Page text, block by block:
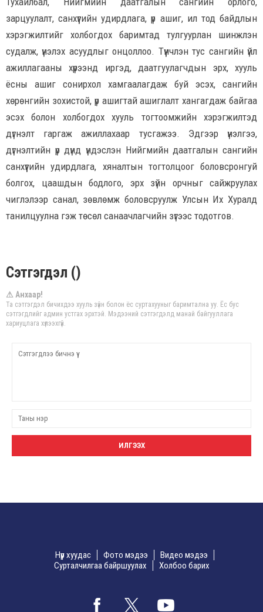
зарцуулалт, санхүүгийн удирдлага, үр ашиг, ил тод байдлын
хэрэгжилтийг холбогдох баримтад тулгуурлан шинжлэн
судалж, үнэлэх асуудлыг онцоллоо. Түүнчлэн тус сангийн үйл
ажиллагааны хүрээнд иргэд, даатгуулагчдын эрх, хууль
ёсны ашиг сонирхол хамгаалагдаж буй эсэх, сангийн
хөрөнгийн зохистой, үр ашигтай ашиглалт хангагдаж байгаа
эсэх болон холбогдох хууль тогтоомжийн хэрэгжилтэд
дүгнэлт гаргаж ажиллахаар тусгажээ. Эдгээр үнэлгээ,
дүгнэлтийн үр дүнд үндэслэн Нийгмийн даатгалын сангийн
санхүүгийн удирдлага, хяналтын тогтолцоог боловсронгуй
болгох, цаашдын бодлого, эрх зүйн орчныг сайжруулах
чиглэлээр санал, зөвлөмж боловсруулж Улсын Их Хуралд
танилцуулна гэж төсөл санаачлагчийн зүгээс тодотгов.
Сэтгэгдэл ()
⚠ Анхаар!
Та сэтгэгдэл бичихдээ хууль зүйн болон ёс суртахууныг баримтална уу. Ёс бус
сэтгэгдлийг админ устгах эрхтэй. Мэдээний сэтгэгдэлд манай байгууллага
хариуцлага хүлээхгүй.
Нүүр хуудас Фото мэдээ
Видео мэдээ
Сурталчилгаа байршуулах
Холбоо барих